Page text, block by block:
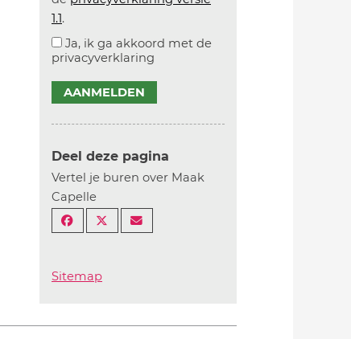
1.1.
Ja, ik ga akkoord met de
privacyverklaring
AANMELDEN
Deel deze pagina
Vertel je buren over Maak
Capelle
Sitemap